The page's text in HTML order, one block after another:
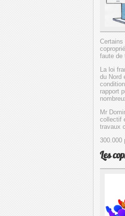
Certains
faute de
La loi
du Nord
rapport
Mr
collectif
travaux
300.000
Les